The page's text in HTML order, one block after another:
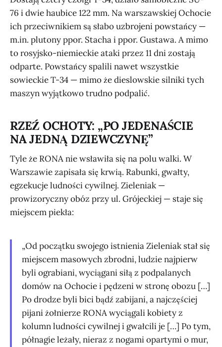
76 i dwie haubice 122 mm. Na warszawskiej Ochocie
ich przeciwnikiem są słabo uzbrojeni powstańcy —
m.in. plutony ppor. Stacha i ppor. Gustawa. A mimo
to rosyjsko-niemieckie ataki przez 11 dni zostają
odparte. Powstańcy spalili nawet wszystkie
sowieckie T-34 — mimo że dieslowskie silniki tych
maszyn wyjątkowo trudno podpalić.
RZEŹ OCHOTY: „PO JEDENAŚCIE
NA JEDNĄ DZIEWCZYNĘ”
Tyle że RONA nie wsławiła się na polu walki. W
Warszawie zapisała się krwią. Rabunki, gwałty,
egzekucje ludności cywilnej. Zieleniak —
prowizoryczny obóz przy ul. Grójeckiej — staje się
miejscem piekła:
„Od początku swojego istnienia Zieleniak stał się
miejscem masowych zbrodni, ludzie najpierw
byli ograbiani, wyciągani siłą z podpalanych
domów na Ochocie i pędzeni w stronę obozu […]
Po drodze byli bici bądź zabijani, a najczęściej
pijani żołnierze RONA wyciągali kobiety z
kolumn ludności cywilnej i gwałcili je […] Po tym,
półnagie leżały, nieraz z nogami opartymi o mur,